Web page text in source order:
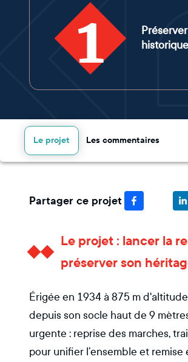
1
Le projet Les commentaires
Partager ce projet
Le projet : lancer la
préserver son
Érigée en 1934 à 875 m
depuis son socle haut de 9
urgente : reprise des marches,
pour unifier l’ensemble et